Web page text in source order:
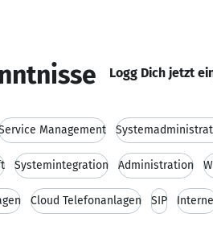
Logg Dich jetzt
Management
Systemintegration Administration
Cloud Telefonanlagen SIP